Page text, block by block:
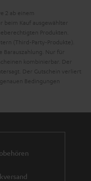
2 ab einem
beim Kauf ausgewählter
Produkten.
(Third-Party-Produkte).
Barauszahlung. Nur für
kombinierbar. Der
Der Gutschein verliert
Bedingungen